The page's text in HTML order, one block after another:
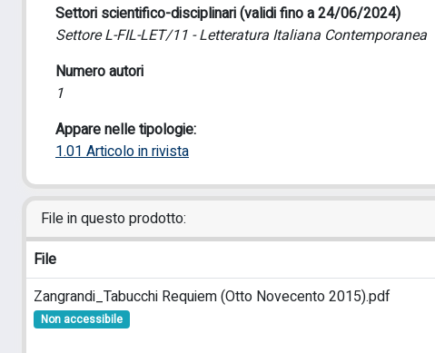
Settori scientifico-disciplinari (validi fino a 24/06/2024)
Settore L-FIL-LET/11 - Letteratura Italiana Contemporanea
Numero autori
1
Appare nelle tipologie:
1.01 Articolo in rivista
File in questo prodotto:
File
Zangrandi_Tabucchi Requiem (Otto Novecento 2015).pdf
Non accessibile